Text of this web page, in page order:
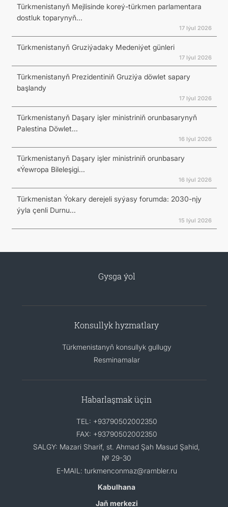
Türkmenistanyň Mejlisinde koreý-türkmen parlamentara
dostluk toparynyň...
17 Iýul 2026
Türkmenistanyň Gruziýadaky Medeniýet günleri
17 Iýul 2026
Türkmenistanyň Prezidentiniň Gruziýa döwlet sapary
başlandy
17 Iýul 2026
Türkmenistanyň Daşary işler ministriniň orunbasarynyň
Palestina Döwlet...
16 Iýul 2026
Türkmenistanyň Daşary işler ministriniň orunbasary
«Ýewropa Bileleşigi...
16 Iýul 2026
Türkmenistan Ýokary derejeli syýasy forumda: 2030-njy
ýyla çenli Durnu...
15 Iýul 2026
Gysga ýol
Konsullyk hyzmatlary
Türkmenistanyň konsullyk gullugy
Resminamalar
Habarlaşmak üçin
TEL: +93790502002350
FAX: +93790502002350
SALGY: Mazari Sharif, st. Ahmad Şah Masud Şahid,
№ 29-30
E-MAIL: turkmenconmaz@rambler.ru
Kabulhana
Jaň merkezi